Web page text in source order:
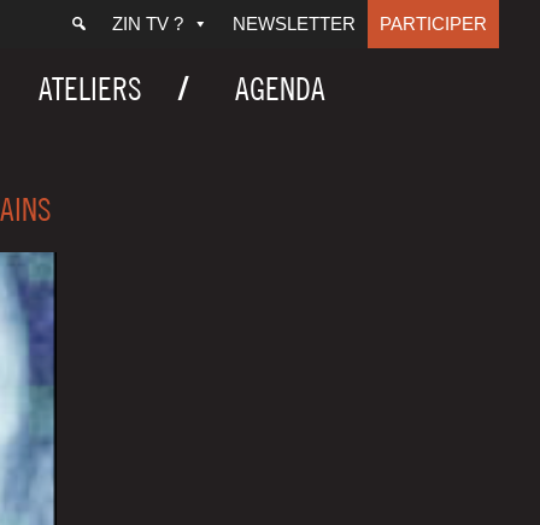
ZIN TV ? NEWSLETTER PARTICIPER
ATELIERS AGENDA